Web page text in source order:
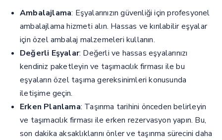
Ambalajlama: Eşyalarınızın güvenliği için profesyonel
ambalajlama hizmeti alın. Hassas ve kırılabilir eşyalar
için özel ambalaj malzemeleri kullanın.
Değerli Eşyalar: Değerli ve hassas eşyalarınızı
kendiniz paketleyin ve taşımacılık firması ile bu
eşyaların özel taşıma gereksinimleri konusunda
iletişime geçin.
Erken Planlama: Taşınma tarihini önceden belirleyin
ve taşımacılık firması ile erken rezervasyon yapın. Bu,
son dakika aksaklıklarını önler ve taşınma sürecini daha